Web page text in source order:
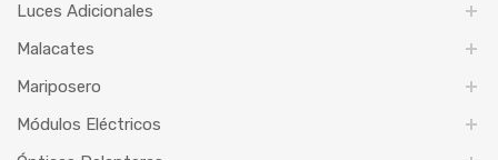
Luces Adicionales
Malacates
Mariposero
Módulos Eléctricos